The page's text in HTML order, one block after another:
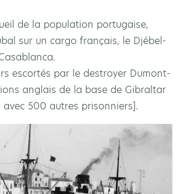
de la population portugaise,
sur un cargo français, le Djébel-
escortés par le destroyer Dumont-
anglais de la base de Gibraltar
avec 500 autres prisonniers].